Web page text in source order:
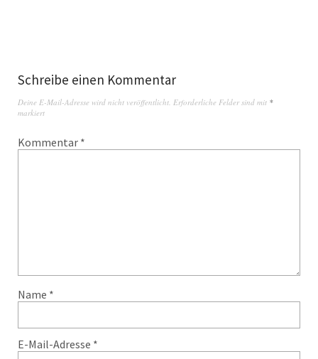
Schreibe einen Kommentar
Deine E-Mail-Adresse wird nicht veröffentlicht. Erforderliche Felder sind mit *
markiert
Kommentar *
Name *
E-Mail-Adresse *